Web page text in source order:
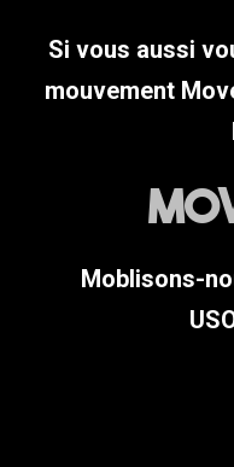
Si vous aussi
mouvement
Moblisons-